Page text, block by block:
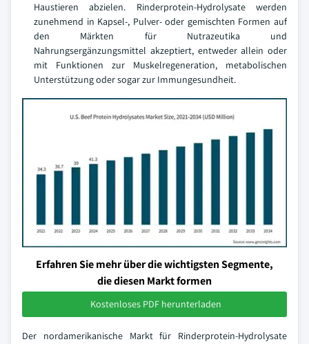
Haustieren abzielen. Rinderprotein-Hydrolysate werden
zunehmend in Kapsel-, Pulver- oder gemischten Formen auf
den Märkten für Nutrazeutika und
Nahrungsergänzungsmittel akzeptiert, entweder allein oder
mit Funktionen zur Muskelregeneration, metabolischen
Unterstützung oder sogar zur Immungesundheit.
Erfahren Sie mehr über die wichtigsten Segmente,
die diesen Markt formen
Kostenloses PDF herunterladen
Der nordamerikanische Markt für Rinderprotein-Hydrolysate